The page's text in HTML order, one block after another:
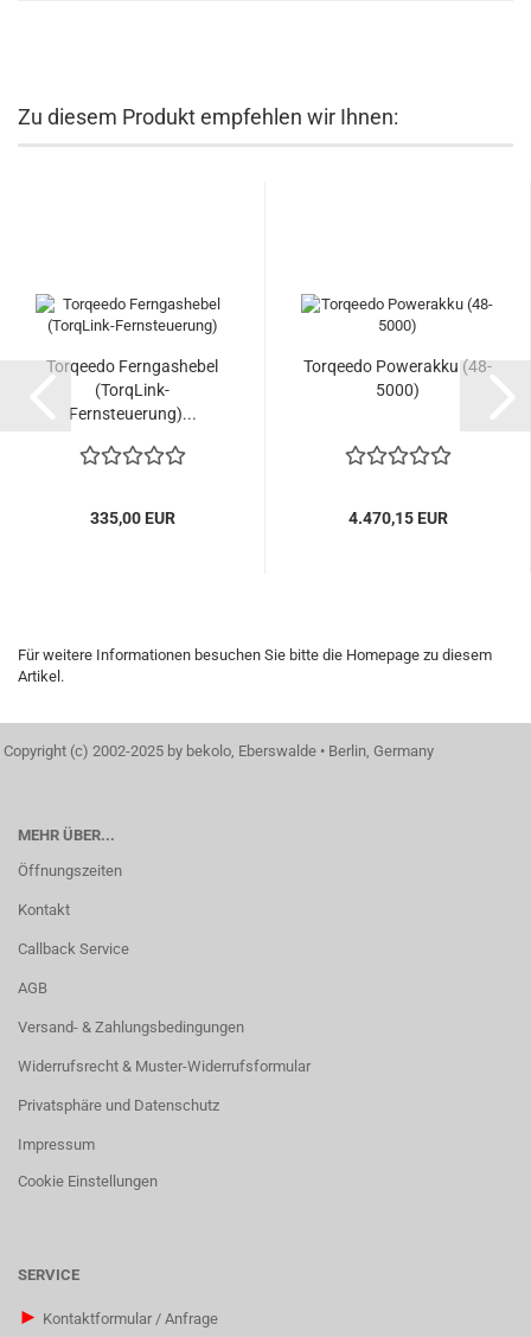
Zu diesem Produkt empfehlen wir Ihnen:
Torqeedo Ferngashebel
(TorqLink-
Fernsteuerung)...
335,00 EUR
Torqeedo Powerakku (48-
5000)
4.470,15 EUR
Für weitere Informationen besuchen Sie bitte die Homepage zu diesem
Artikel.
Copyright (c) 2002-2025 by bekolo, Eberswalde • Berlin, Germany
MEHR ÜBER...
Öffnungszeiten
Kontakt
Callback Service
AGB
Versand- & Zahlungsbedingungen
Widerrufsrecht & Muster-Widerrufsformular
Privatsphäre und Datenschutz
Impressum
Cookie Einstellungen
SERVICE
► Kontaktformular / Anfrage